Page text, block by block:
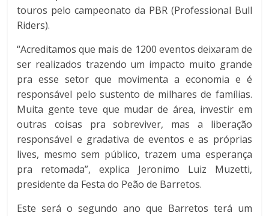
touros pelo campeonato da PBR (Professional Bull
Riders).
“Acreditamos que mais de 1200 eventos deixaram de
ser realizados trazendo um impacto muito grande
pra esse setor que movimenta a economia e é
responsável pelo sustento de milhares de famílias.
Muita gente teve que mudar de área, investir em
outras coisas pra sobreviver, mas a liberação
responsável e gradativa de eventos e as próprias
lives, mesmo sem público, trazem uma esperança
pra retomada”, explica Jeronimo Luiz Muzetti,
presidente da Festa do Peão de Barretos.
Este será o segundo ano que Barretos terá um